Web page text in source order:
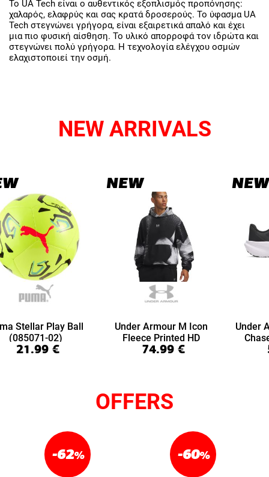
Το UA Tech είναι ο αυθεντικός εξοπλισμός προπόνησης:
χαλαρός, ελαφρύς και σας κρατά δροσερούς. Το ύφασμα UA
Tech στεγνώνει γρήγορα, είναι εξαιρετικά απαλό και έχει
μια πιο φυσική αίσθηση. Το υλικό απορροφά τον ιδρώτα και
στεγνώνει πολύ γρήγορα. Η τεχνολογία ελέγχου οσμών
ελαχιστοποιεί την οσμή.
NEW ARRIVALS
Stellar Play Ball
(085071-02)
21.99 €
NEW
Under Armour M Icon
Fleece Printed HD
(6016615-008)
74.99 €
NEW
Under
OFFERS
-62% -60%